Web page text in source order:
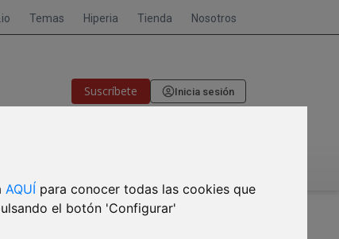
AQUÍ para conocer todas las cookies que
el botón 'Configurar'
Temas Hiperia Tienda Nosotros
Suscríbete Inicia sesión